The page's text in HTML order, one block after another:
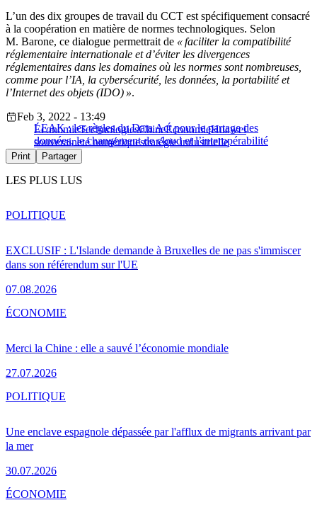
L’un des dix groupes de travail du CCT est spécifiquement consacré
à la coopération en matière de normes technologiques. Selon
M. Barone, ce dialogue permettrait de « faciliter la compatibilité
réglementaire internationale et d’éviter les divergences
réglementaires dans les domaines où les normes sont nombreuses,
comme pour l’IA, la cybersécurité, les données, la portabilité et
l’Internet des objets (IDO) ».
LEAK : les règles du Data Act pour le partage des
données, le changement de cloud et l’interopérabilité
Feb 3, 2022 - 13:49
ÉconomieTechnologiesChineÉconomieHuawei
souveraineté numériquestratégie industrielle
Print Partager
LES PLUS LUS
EXCLUSIF : L'Islande demande à Bruxelles de ne pas s'immiscer
dans son référendum sur l'UE
07.08.2026
POLITIQUE
Merci la Chine : elle a sauvé l’économie mondiale
27.07.2026
ÉCONOMIE
Une enclave espagnole dépassée par l'afflux de migrants arrivant par
la mer
30.07.2026
POLITIQUE
ÉCONOMIE